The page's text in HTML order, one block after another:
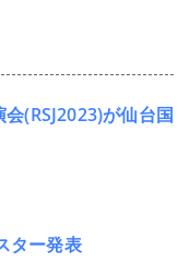
(RSJ2023)が仙台国
ター発表